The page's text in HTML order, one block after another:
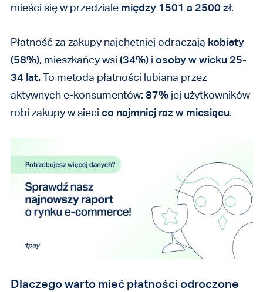
mieści się w przedziale między 1501 a 2500 zł.
Płatność za zakupy najchętniej odraczają kobiety
(58%), mieszkańcy wsi (34%) i osoby w wieku 25-
34 lat.To metoda płatności lubiana przez
aktywnych e-konsumentów: 87%jej użytkowników
robi zakupy w sieci co najmniej raz w miesiącu.
Dlaczego warto mieć płatności odroczone